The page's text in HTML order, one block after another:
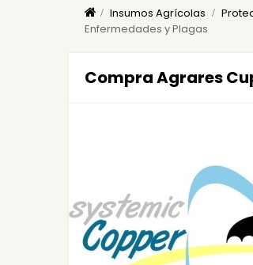
Insumos Agrícolas
Enfermedades y Plagas
Compra Agrares